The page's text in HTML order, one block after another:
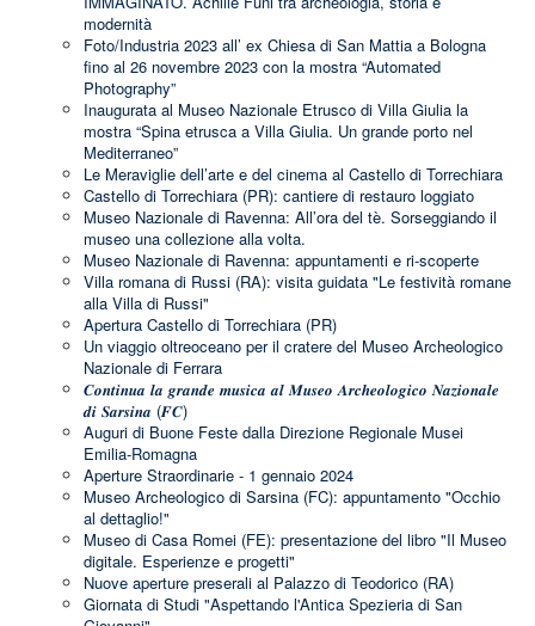
modernità
Foto/Industria 2023 all’ ex Chiesa di San Mattia a Bologna
fino al 26 novembre 2023 con la mostra “Automated
Photography”
Inaugurata al Museo Nazionale Etrusco di Villa Giulia la
mostra “Spina etrusca a Villa Giulia. Un grande porto nel
Mediterraneo”
Le Meraviglie dell’arte e del cinema al Castello di Torrechiara
Castello di Torrechiara (PR): cantiere di restauro loggiato
Museo Nazionale di Ravenna: All’ora del tè. Sorseggiando il
museo una collezione alla volta.
Museo Nazionale di Ravenna: appuntamenti e ri-scoperte
Villa romana di Russi (RA): visita guidata "Le festività romane
alla Villa di Russi"
Apertura Castello di Torrechiara (PR)
Un viaggio oltreoceano per il cratere del Museo Archeologico
Nazionale di Ferrara
𝑪𝒐𝒏𝒕𝒊𝒏𝒖𝒂 𝒍𝒂 𝒈𝒓𝒂𝒏𝒅𝒆 𝒎𝒖𝒔𝒊𝒄𝒂 𝒂𝒍 𝑴𝒖𝒔𝒆𝒐 𝑨𝒓𝒄𝒉𝒆𝒐𝒍𝒐𝒈𝒊𝒄𝒐 𝑵𝒂𝒛𝒊𝒐𝒏𝒂𝒍𝒆
𝒅𝒊 𝑺𝒂𝒓𝒔𝒊𝒏𝒂 (𝑭𝑪)
Auguri di Buone Feste dalla Direzione Regionale Musei
Emilia-Romagna
Aperture Straordinarie - 1 gennaio 2024
Museo Archeologico di Sarsina (FC): appuntamento "Occhio
al dettaglio!"
Museo di Casa Romei (FE): presentazione del libro "Il Museo
digitale. Esperienze e progetti"
Nuove aperture preserali al Palazzo di Teodorico (RA)
Giornata di Studi "Aspettando l'Antica Spezieria di San